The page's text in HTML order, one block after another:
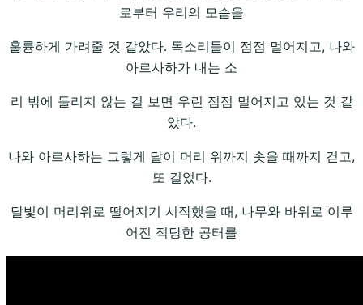
로부터 우리의 모습을
훌륭하게 가려줄 것 같았다. 목소리들이 점점 멀어지고, 나와
아르사하가 내는 소
리 밖에 들리지 않는 걸 보면 우린 점점 멀어지고 있는 것 같
았다.
나와 아르사하는 그렇게 달이 머리 위까지 솟을 때까지 걷고,
또 걸었다.
달빛이 머리위로 떨어지기 시작했을 때, 나무와 바위로 이루
어진 적당한 공터를